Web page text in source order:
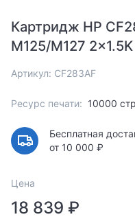
Картридж HP
M125/M127
Артикул: CF283AF
Ресурс печати: 10000
Бесплатная
от 10 000 ₽
Цена
18 839 ₽